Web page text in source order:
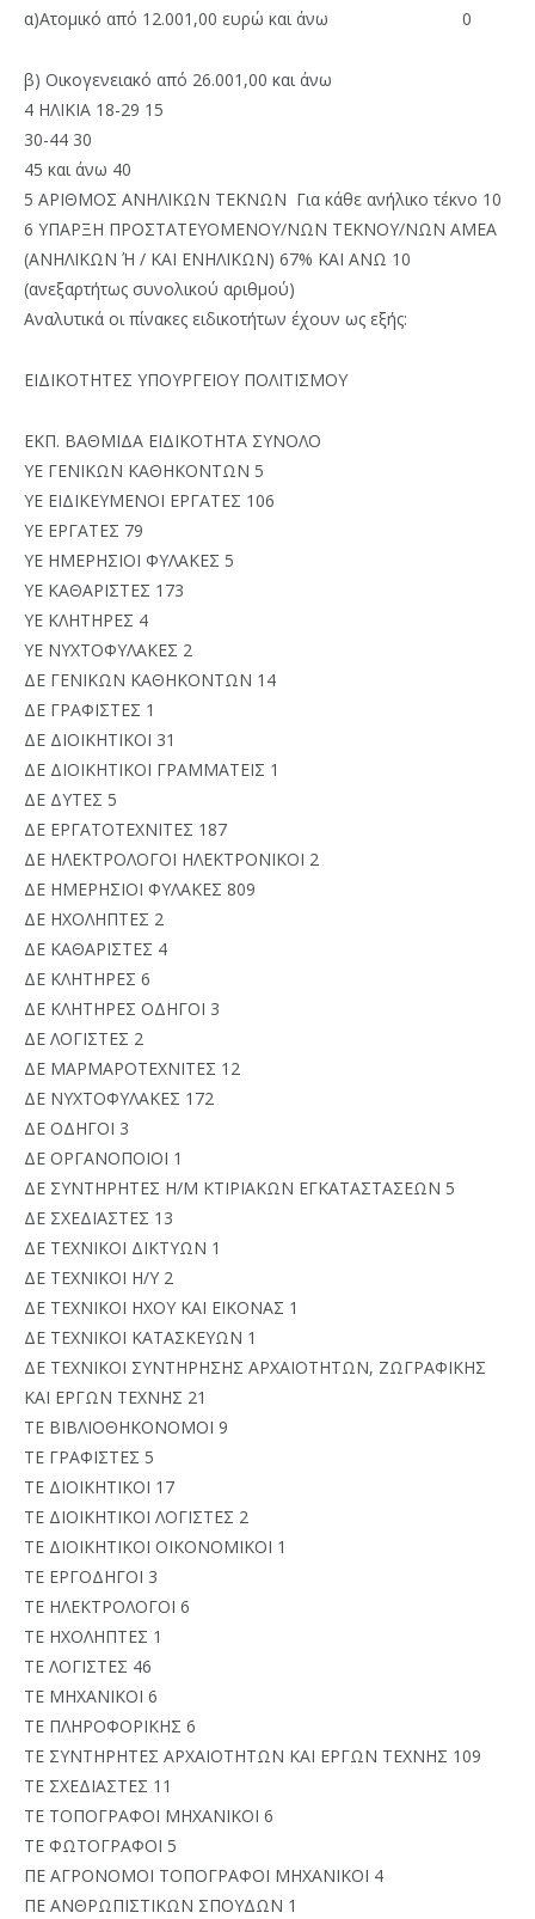
α)Ατομικό από 12.001,00 ευρώ και άνω 0
β) Οικογενειακό από 26.001,00 και άνω
4 ΗΛΙΚΙΑ 18-29 15
30-44 30
45 και άνω 40
5 ΑΡΙΘΜΟΣ ΑΝΗΛΙΚΩΝ ΤΕΚΝΩΝ Για κάθε ανήλικο τέκνο 10
6 ΥΠΑΡΞΗ ΠΡΟΣΤΑΤΕΥΟΜΕΝΟΥ/ΝΩΝ ΤΕΚΝΟΥ/ΝΩΝ ΑΜΕΑ
(ΑΝΗΛΙΚΩΝ Ή / ΚΑΙ ΕΝΗΛΙΚΩΝ) 67% ΚΑΙ ΑΝΩ 10
(ανεξαρτήτως συνολικού αριθμού)
Αναλυτικά οι πίνακες ειδικοτήτων έχουν ως εξής:
ΕΙΔΙΚΟΤΗΤΕΣ ΥΠΟΥΡΓΕΙΟΥ ΠΟΛΙΤΙΣΜΟΥ
ΕΚΠ. ΒΑΘΜΙΔΑ ΕΙΔΙΚΟΤΗΤΑ ΣΥΝΟΛΟ
ΥΕ ΓΕΝΙΚΩΝ ΚΑΘΗΚΟΝΤΩΝ 5
ΥΕ ΕΙΔΙΚΕΥΜΕΝΟΙ ΕΡΓΑΤΕΣ 106
ΥΕ ΕΡΓΑΤΕΣ 79
ΥΕ ΗΜΕΡΗΣΙΟΙ ΦΥΛΑΚΕΣ 5
ΥΕ ΚΑΘΑΡΙΣΤΕΣ 173
ΥΕ ΚΛΗΤΗΡΕΣ 4
ΥΕ ΝΥΧΤΟΦΥΛΑΚΕΣ 2
ΔΕ ΓΕΝΙΚΩΝ ΚΑΘΗΚΟΝΤΩΝ 14
ΔΕ ΓΡΑΦΙΣΤΕΣ 1
ΔΕ ΔΙΟΙΚΗΤΙΚΟΙ 31
ΔΕ ΔΙΟΙΚΗΤΙΚΟΙ ΓΡΑΜΜΑΤΕΙΣ 1
ΔΕ ΔΥΤΕΣ 5
ΔΕ ΕΡΓΑΤΟΤΕΧΝΙΤΕΣ 187
ΔΕ ΗΛΕΚΤΡΟΛΟΓΟΙ ΗΛΕΚΤΡΟΝΙΚΟΙ 2
ΔΕ ΗΜΕΡΗΣΙΟΙ ΦΥΛΑΚΕΣ 809
ΔΕ ΗΧΟΛΗΠΤΕΣ 2
ΔΕ ΚΑΘΑΡΙΣΤΕΣ 4
ΔΕ ΚΛΗΤΗΡΕΣ 6
ΔΕ ΚΛΗΤΗΡΕΣ ΟΔΗΓΟΙ 3
ΔΕ ΛΟΓΙΣΤΕΣ 2
ΔΕ ΜΑΡΜΑΡΟΤΕΧΝΙΤΕΣ 12
ΔΕ ΝΥΧΤΟΦΥΛΑΚΕΣ 172
ΔΕ ΟΔΗΓΟΙ 3
ΔΕ ΟΡΓΑΝΟΠΟΙΟΙ 1
ΔΕ ΣΥΝΤΗΡΗΤΕΣ Η/Μ ΚΤΙΡΙΑΚΩΝ ΕΓΚΑΤΑΣΤΑΣΕΩΝ 5
ΔΕ ΣΧΕΔΙΑΣΤΕΣ 13
ΔΕ ΤΕΧΝΙΚΟΙ ΔΙΚΤΥΩΝ 1
ΔΕ ΤΕΧΝΙΚΟΙ Η/Υ 2
ΔΕ ΤΕΧΝΙΚΟΙ ΗΧΟΥ ΚΑΙ ΕΙΚΟΝΑΣ 1
ΔΕ ΤΕΧΝΙΚΟΙ ΚΑΤΑΣΚΕΥΩΝ 1
ΔΕ ΤΕΧΝΙΚΟΙ ΣΥΝΤΗΡΗΣΗΣ ΑΡΧΑΙΟΤΗΤΩΝ, ΖΩΓΡΑΦΙΚΗΣ
ΚΑΙ ΕΡΓΩΝ ΤΕΧΝΗΣ 21
ΤΕ ΒΙΒΛΙΟΘΗΚΟΝΟΜΟΙ 9
ΤΕ ΓΡΑΦΙΣΤΕΣ 5
ΤΕ ΔΙΟΙΚΗΤΙΚΟΙ 17
ΤΕ ΔΙΟΙΚΗΤΙΚΟΙ ΛΟΓΙΣΤΕΣ 2
ΤΕ ΔΙΟΙΚΗΤΙΚΟΙ ΟΙΚΟΝΟΜΙΚΟΙ 1
ΤΕ ΕΡΓΟΔΗΓΟΙ 3
ΤΕ ΗΛΕΚΤΡΟΛΟΓΟΙ 6
ΤΕ ΗΧΟΛΗΠΤΕΣ 1
ΤΕ ΛΟΓΙΣΤΕΣ 46
ΤΕ ΜΗΧΑΝΙΚΟΙ 6
ΤΕ ΠΛΗΡΟΦΟΡΙΚΗΣ 6
ΤΕ ΣΥΝΤΗΡΗΤΕΣ ΑΡΧΑΙΟΤΗΤΩΝ ΚΑΙ ΕΡΓΩΝ ΤΕΧΝΗΣ 109
ΤΕ ΣΧΕΔΙΑΣΤΕΣ 11
ΤΕ ΤΟΠΟΓΡΑΦΟΙ ΜΗΧΑΝΙΚΟΙ 6
ΤΕ ΦΩΤΟΓΡΑΦΟΙ 5
ΠΕ ΑΓΡΟΝΟΜΟΙ ΤΟΠΟΓΡΑΦΟΙ ΜΗΧΑΝΙΚΟΙ 4
ΠΕ ΑΝΘΡΩΠΙΣΤΙΚΩΝ ΣΠΟΥΔΩΝ 1